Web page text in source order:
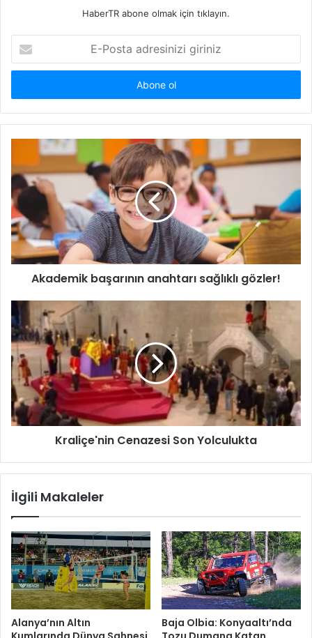
HaberTR abone olmak için tıklayın.
Posta
adresinizi
Akademik başarının anahtarı sağlıklı gözler!
Kraliçe'nin Cenazesi Son Yolculukta
İlgili Makaleler
Alanya’nın Altın
Baja Olbia: Konyaaltı’nda